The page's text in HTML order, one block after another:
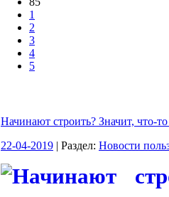
1
2
3
4
5
Начинают строить? Значит, что-
22-04-2019 | Раздел: Новости